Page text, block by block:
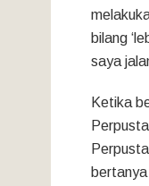
bilang
saya
Ketika